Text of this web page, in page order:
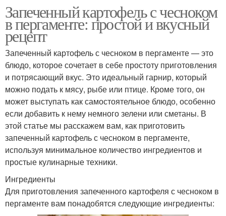
Запеченный картофель с чесноком
в пергаменте: простой и вкусный
рецепт
Запеченный картофель с чесноком в пергаменте — это
блюдо, которое сочетает в себе простоту приготовления
и потрясающий вкус. Это идеальный гарнир, который
можно подать к мясу, рыбе или птице. Кроме того, он
может выступать как самостоятельное блюдо, особенно
если добавить к нему немного зелени или сметаны. В
этой статье мы расскажем вам, как приготовить
запеченный картофель с чесноком в пергаменте,
используя минимальное количество ингредиентов и
простые кулинарные техники.
Ингредиенты
Для приготовления запеченного картофеля с чесноком в
пергаменте вам понадобятся следующие ингредиенты: